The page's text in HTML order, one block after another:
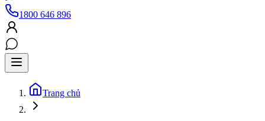
1800 646 896
Trang chủ